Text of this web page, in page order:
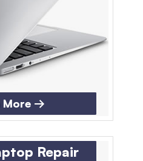
More →
Repair